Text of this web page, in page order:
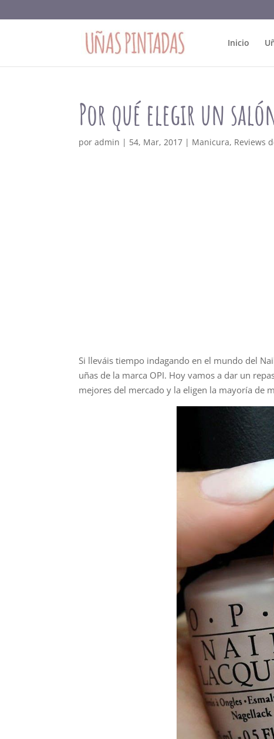
Inicio
Por qué elegir un
poradmin | 54, Mar, 2017 | Manicura, Reviews
Si lleváis tiempo indagando en el mundo del
uñas de la marca OPI. Hoy vamos a dar un
mejores del mercado y la eligen la mayoría de